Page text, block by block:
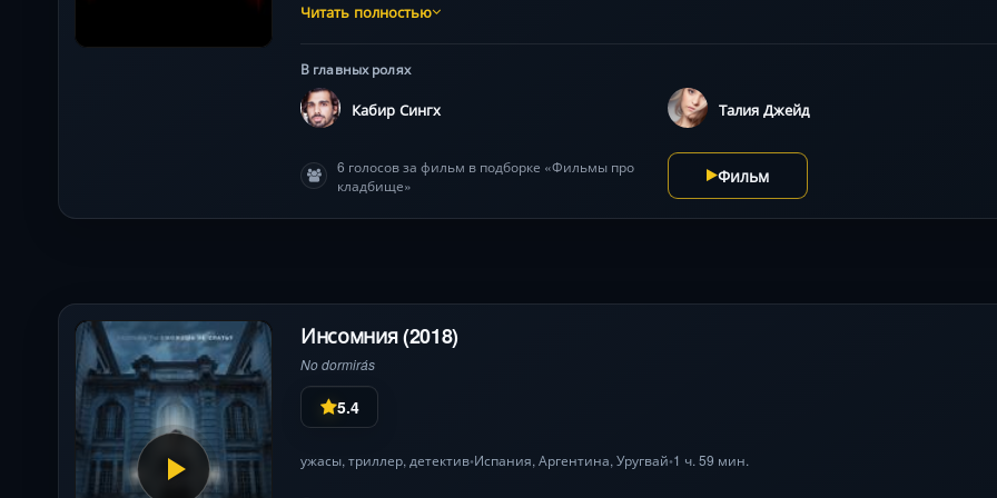
Каждый шаг приближает к разгадке, где визуальные эффекты мастерски усиливают
Читать полностью
В главных ролях
Кабир Сингх Талия Джейд
6 голосов за фильм в подборке «Фильмы про
кладбище»
Фильм
Инсомния (2018)
No dormirás
5.4
ужасы, триллер, детектив•Испания, Аргентина, Уругвай•1 ч. 59 мин.